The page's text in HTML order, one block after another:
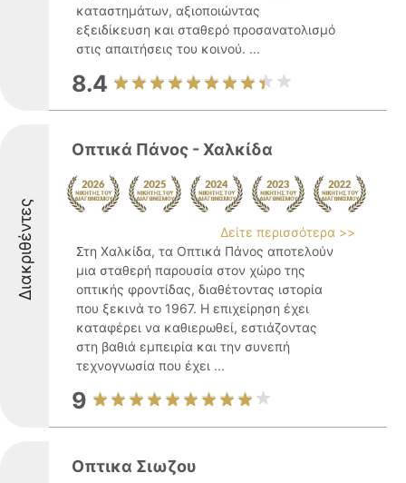
καταστημάτων, αξιοποιώντας
εξειδίκευση και σταθερό προσανατολισμό
στις απαιτήσεις του κοινού. ...
8.4
Διακριθέντες
Οπτικά Πάνος - Χαλκίδα
Δείτε περισσότερα >>
Στη Χαλκίδα, τα Οπτικά Πάνος αποτελούν
μια σταθερή παρουσία στον χώρο της
οπτικής φροντίδας, διαθέτοντας ιστορία
που ξεκινά το 1967. Η επιχείρηση έχει
καταφέρει να καθιερωθεί, εστιάζοντας
στη βαθιά εμπειρία και την συνεπή
τεχνογνωσία που έχει ...
9
Oπτικα Σιωζου